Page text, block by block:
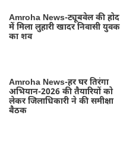
Amroha News-ट्यूबवेल की होद
में मिला लुहारी खादर निवासी युवक
का शव
Amroha News-हर घर तिरंगा
अभियान-2026 की तैयारियों को
लेकर जिलाधिकारी ने की समीक्षा
बैठक